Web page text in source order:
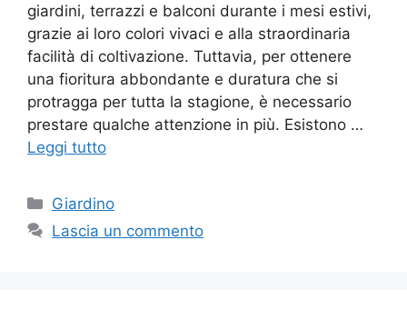
giardini, terrazzi e balconi durante i mesi estivi,
grazie ai loro colori vivaci e alla straordinaria
facilità di coltivazione. Tuttavia, per ottenere
una fioritura abbondante e duratura che si
protragga per tutta la stagione, è necessario
prestare qualche attenzione in più. Esistono …
Leggi tutto
Categorie
Giardino
Lascia un commento